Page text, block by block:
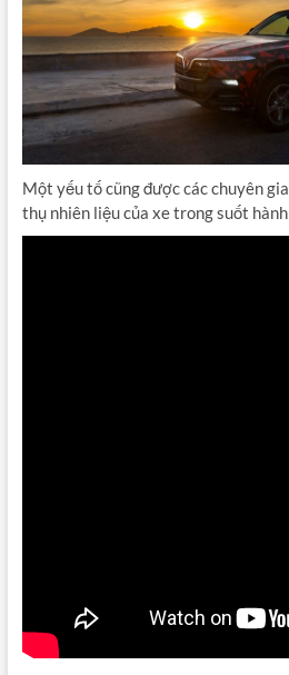
Một yếu tố cũng được các chuyên
thụ nhiên liệu của xe trong suốt